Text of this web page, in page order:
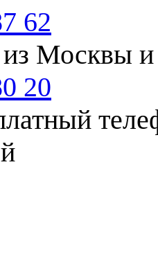
62
из Москвы
20